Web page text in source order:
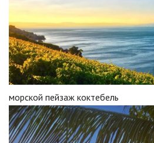
морской пейзаж коктебель